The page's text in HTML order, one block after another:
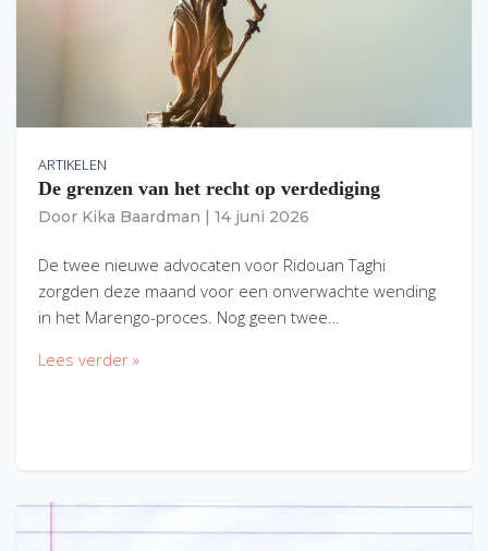
ARTIKELEN
De grenzen van het recht op verdediging
Door Kika Baardman 14 juni 2026
De twee nieuwe advocaten voor Ridouan Taghi
zorgden deze maand voor een onverwachte wending
in het Marengo-proces. Nog geen twee…
Lees verder »